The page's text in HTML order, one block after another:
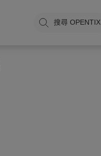
搜尋 OPENTIX